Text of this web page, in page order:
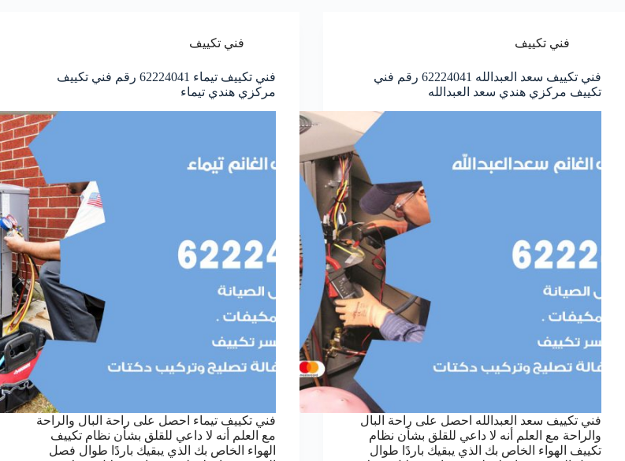
فني تكييف
فني تكييف سعد العبدالله 62224041 رقم فني
تكييف مركزي هندي سعد العبدالله
فني تكييف سعد العبدالله احصل على راحة البال
والراحة مع العلم أنه لا داعي للقلق بشأن نظام
تكييف الهواء الخاص بك الذي يبقيك باردًا طوال
فني تكييف
فني تكييف تيماء 62224041 رقم فني تكييف
مركزي هندي تيماء
فني تكييف تيماء احصل على راحة البال والراحة
مع العلم أنه لا داعي للقلق بشأن نظام تكييف
الهواء الخاص بك الذي يبقيك باردًا طوال فصل